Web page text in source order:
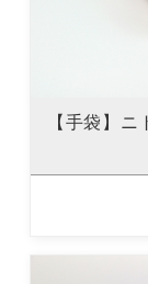
【手袋】